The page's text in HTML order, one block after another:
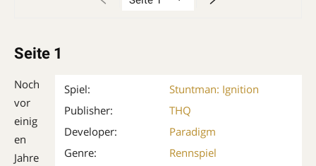
Seite 1
Spiel:
Stuntman: Ignition
Publisher:
THQ
Developer:
Paradigm
Genre:
Rennspiel
Noch
vor
einig
en
Jahre